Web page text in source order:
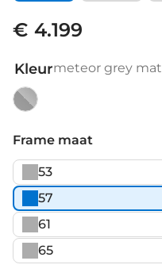
€ 4.199
Kleurmeteor grey mat
grey
mat
Frame maat
53
57
61
65